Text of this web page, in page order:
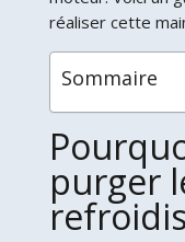
réaliser cette
Sommaire
purger